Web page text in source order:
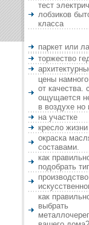
тест
лобзиков
класса
паркет или
торжество
цены
от качества.
ощущается
в воздухе но
на участке
кресло жизни
окраска
составами.
как
подобрать
производство
как
выбрать